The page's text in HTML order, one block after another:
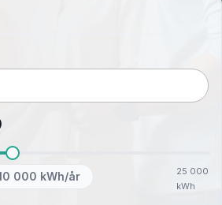
000 kWh/år
25 000
kWh